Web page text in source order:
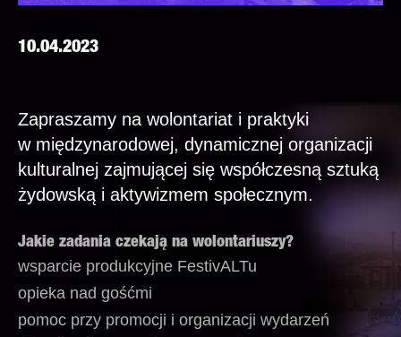
10.04.2023
Zapraszamy na wolontariat i praktyki
w międzynarodowej, dynamicznej organizacji
kulturalnej zajmującej się współczesną sztuką
żydowską i aktywizmem społecznym.
Jakie zadania czekają na wolontariuszy?
wsparcie produkcyjne FestivALTu
opieka nad gośćmi
pomoc przy promocji i organizacji wydarzeń